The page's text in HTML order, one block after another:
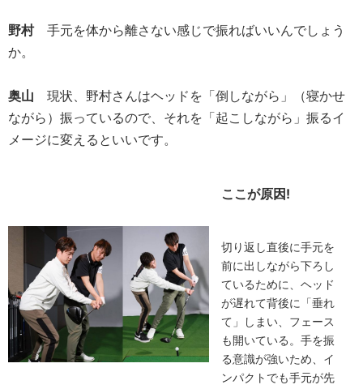
野村手元を体から離さない感じで振ればいいんでしょう
か。
奥山 現状、野村さんはヘッドを「倒しながら」（寝かせ
ながら）振っているので、それを「起こしながら」振るイ
メージに変えるといいです。
ここが原因!
切り返し直後に手元を
前に出しながら下ろし
ているために、ヘッド
が遅れて背後に「垂れ
て」しまい、フェース
も開いている。手を振
る意識が強いため、イ
ンパクトでも手元が先